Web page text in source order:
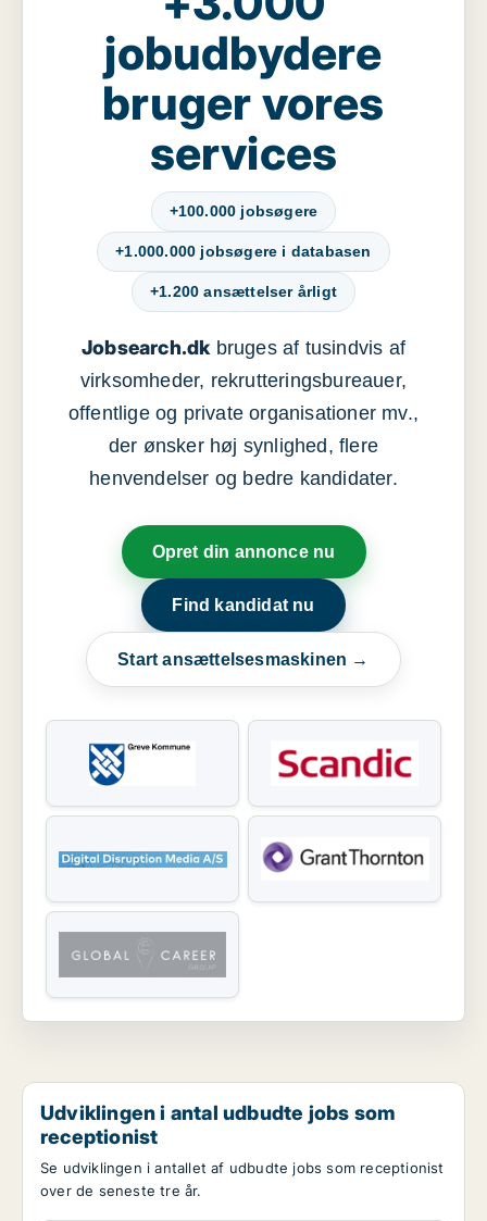
jobudbydere
bruger vores
services
+100.000 jobsøgere
+1.000.000 jobsøgere i databasen
+1.200 ansættelser årligt
Jobsearch.dkbruges af tusindvis af
virksomheder, rekrutteringsbureauer,
offentlige og private organisationer mv.,
der ønsker høj synlighed, flere
henvendelser og bedre kandidater.
Opret din annonce nu
Find kandidat nu
Start ansættelsesmaskinen →
Udviklingen i antal udbudte jobs som
receptionist
Se udviklingen i antallet af udbudte jobs som receptionist
over de seneste tre år.